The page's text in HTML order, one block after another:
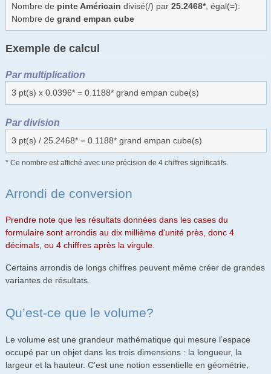
Nombre de pinte Américain divisé(/) par 25.2468*, égal(=):
Nombre de grand empan cube
Exemple de calcul
Par multiplication
3 pt(s) x 0.0396* = 0.1188* grand empan cube(s)
Par division
3 pt(s) / 25.2468* = 0.1188* grand empan cube(s)
* Ce nombre est affiché avec une précision de 4 chiffres significatifs.
Arrondi de conversion
Prendre note que les résultats données dans les cases du
formulaire sont arrondis au dix millième d'unité près, donc 4
décimals, ou 4 chiffres après la virgule.
Certains arrondis de longs chiffres peuvent même créer de grandes
variantes de résultats.
Qu’est-ce que le volume?
Le volume est une grandeur mathématique qui mesure l’espace
occupé par un objet dans les trois dimensions : la longueur, la
largeur et la hauteur. C’est une notion essentielle en géométrie,